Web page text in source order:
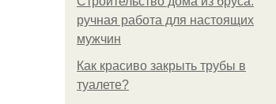
ручная работа для настоящих
мужчин
Как красиво закрыть трубы в
туалете?